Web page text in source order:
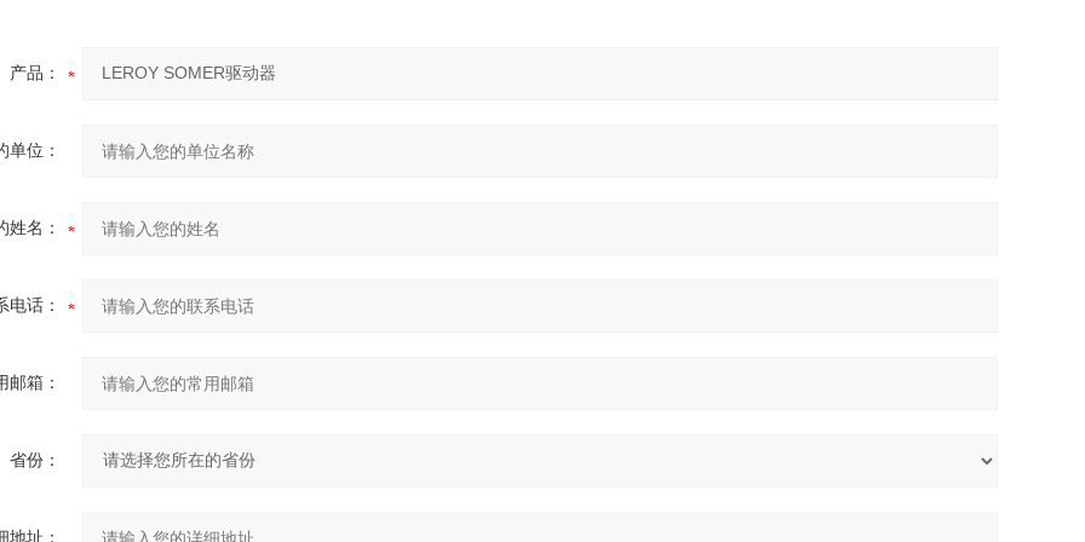
产品：
单位：
姓名：
电话：
邮箱：
省份：
地址：